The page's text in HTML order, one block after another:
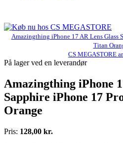
Amazingthing iPhone 17 AR Lens Glass
Titan
CS MEGASTORE
På lager ved en leverandør
Amazingthing iPhone
Sapphire iPhone 17
Orange
Pris: 128,00 kr.